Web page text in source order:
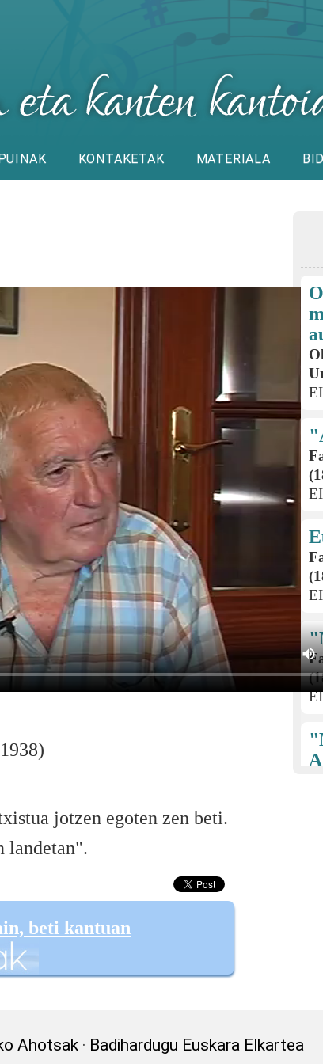
KONTAKETAK MATERIALA
jotzen egoten zen beti.
landetan".
beti kantuan
Ahotsak · Badihardugu Euskara Elkartea